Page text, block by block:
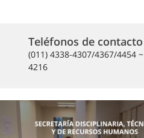
Teléfonos de contacto
(011) 4338-4307/4367/4454
4216